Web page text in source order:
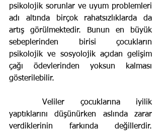
psikolojik sorunlar ve uyum problemleri
adı altında birçok rahatsızlıklarda da
artış görülmektedir. Bunun en büyük
sebeplerinden birisi çocukların
psikolojik ve sosyolojik açıdan gelişim
çağı ödevlerinden yoksun kalması
gösterilebilir.
	Veliler çocuklarına iyilik
yaptıklarını düşünürken aslında zarar
verdiklerinin farkında değillerdir.